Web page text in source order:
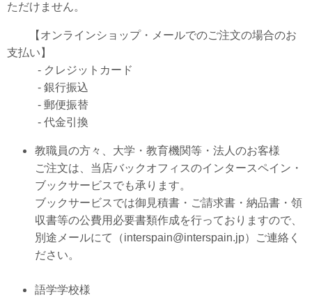
ただけません。
【オンラインショップ・メールでのご注文の場合のお
支払い】
- クレジットカード
- 銀行振込
- 郵便振替
- 代金引換
教職員の方々、大学・教育機関等・法人のお客様
ご注文は、当店バックオフィスのインタースペイン・
ブックサービスでも承ります。
ブックサービスでは御見積書・ご請求書・納品書・領
収書等の公費用必要書類作成を行っておりますので、
別途メールにて
（interspain@interspain.jp）ご連絡 く
ださい。
語学学校様